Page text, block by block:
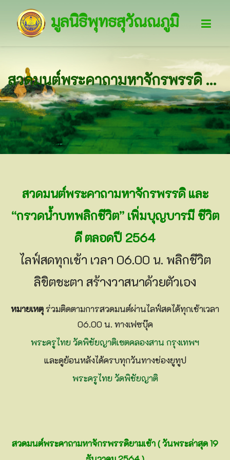
มูลนิธิพุทธสุวัณณภูมิ
สวดมนต์พระคาถามหาจักรพรรดิ ยามเช้า
สวดมนต์พระคาถามหาจักรพรรดิ และ
“กรวดน้ำบทพลิกชีวิต” เพิ่มบุญบารมี ชีวิต
ดี ตลอดปี 2564
ไลฟ์สดทุกเช้า เวลา 06.00 น. พลิกชีวิต
ลิขิตชะตา สร้างวาสนาด้วยตัวเอง
หมายเหตุร่วมติดตามการสวดมนต์ผ่านไลฟ์สดได้ทุกเช้าเวลา
06.00 น. ทางเฟซบุ๊ค
พระครูไทย วัดพิชัยญาติเขตคลองสาน กรุงเทพฯ
และดูย้อนหลังได้ครบทุกวันทางช่องยูทูป
พระครูไทย วัดพิชัยญาติ
สวดมนต์พระคาถามหาจักรพรรดิยามเช้า ( วันพระล่าสุด 19